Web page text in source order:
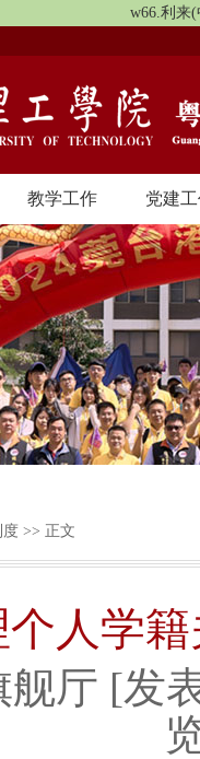
w66.利来
教学工作 党建
度 >> 正文
人学
舰厅 [发